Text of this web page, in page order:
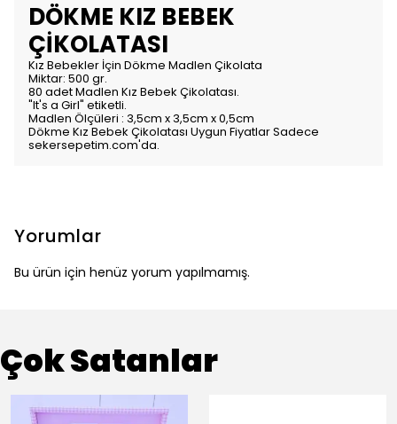
DÖKME KIZ BEBEK
ÇİKOLATASI
Kız Bebekler İçin Dökme Madlen Çikolata
Miktar: 500 gr.
80 adet Madlen Kız Bebek Çikolatası.
"It's a Girl" etiketli.
Madlen Ölçüleri : 3,5cm x 3,5cm x 0,5cm
Dökme Kız Bebek Çikolatası Uygun Fiyatlar Sadece
sekersepetim.com'da.
Yorumlar
Bu ürün için henüz yorum yapılmamış.
Çok Satanlar